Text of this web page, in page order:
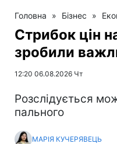
Головна » Бізнес »
Стрибок цін
зробили
12:20 06.08.2026 Чт
Розслідується
пального
МАРІЯ КУЧЕРЯВЕЦЬ